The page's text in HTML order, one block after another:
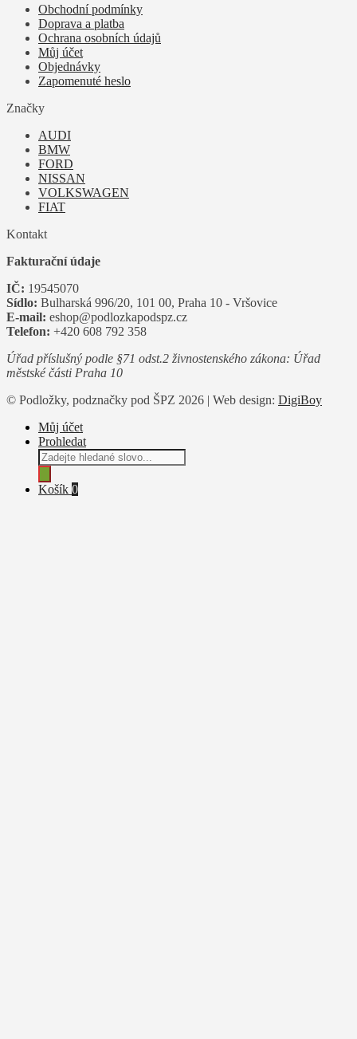
Obchodní podmínky
Doprava a platba
Ochrana osobních údajů
Můj účet
Objednávky
Zapomenuté heslo
Značky
AUDI
BMW
FORD
NISSAN
VOLKSWAGEN
FIAT
Kontakt
Fakturační údaje
IČ: 19545070
Sídlo: Bulharská 996/20, 101 00, Praha 10 - Vršovice
E-mail: eshop@podlozkapodspz.cz
Telefon: +420 608 792 358
Úřad příslušný podle §71 odst.2 živnostenského zákona: Úřad
městské části Praha 10
© Podložky, podznačky pod ŠPZ 2026 | Web design: DigiBoy
Můj účet
Prohledat
Products
search
Košík 0